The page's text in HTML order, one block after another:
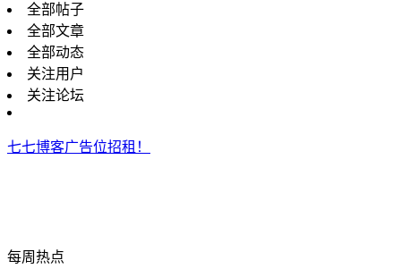
全部帖子
全部文章
全部动态
关注用户
关注论坛
七七博客广告位招租！
每周热点